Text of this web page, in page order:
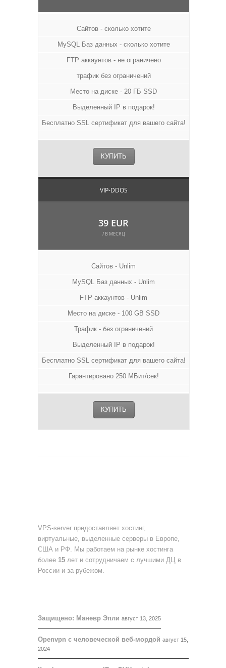
Сайтов - сколько хотите
MySQL Баз данных - сколько хотите
FTP аккаунтов - не ограничено
трафик без ограничений
Место на диске - 20 ГБ SSD
Выделенный IP в подарок!
Бесплатно SSL сертификат для вашего сайта!
КУПИТЬ
VIP-DDOS
39 EUR
/ В МЕСЯЦ
Сайтов - Unlim
MySQL Баз данных - Unlim
FTP аккаунтов - Unlim
Место на диске - 100 GB SSD
Трафик - без ограничений
Выделенный IP в подарок!
Бесплатно SSL сертификат для вашего сайта!
Гарантировано 250 МБит/сек!
КУПИТЬ
VPS-server предоставляет хостинг,
виртуальные, выделенные серверы в Европе,
США и РФ. Мы работаем на рынке хостинга
более 15лет и сотрудничаем с лучшими ДЦ в
России и за рубежом.
Защищено: Маневр Эпли август 13, 2025
Openvpn с человеческой веб-мордой август 15,
2024